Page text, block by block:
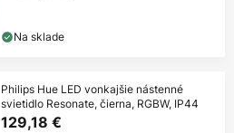
Na sklade
Philips Hue LED vonkajšie nástenné
svietidlo Resonate, čierna, RGBW, IP44
129,18 €